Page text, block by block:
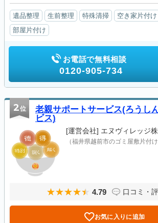
遺品整理 生前整理 特殊清掃 空き家片付け
部屋片付け
お電話で無料相談
0120-905-734
2位
老親サポートサービス(ろうし
ビス)
[運営会社] エヌヴィレッジ
（福井県越前市のゴミ屋敷片付け
4.79 口コミ・
お気に入りに追加